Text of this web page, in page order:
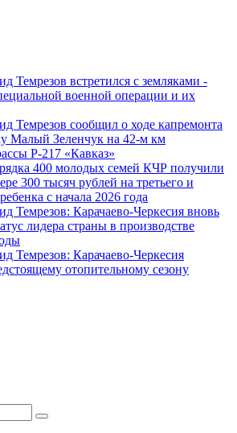
Темрезов встретился с земляками -
военной операции и их
Темрезов сообщил о ходе капремонта
Малый Зеленчук на 42-м км
Р-217 «Кавказ»
400 молодых семей КЧР получили
300 тысяч рублей на третьего и
с начала 2026 года
Темрезов: Карачаево-Черкесия вновь
лидера страны в производстве
Темрезов: Карачаево-Черкесия
отопительному сезону